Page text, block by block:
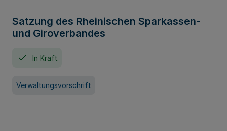
Satzung des Rheinischen Sparkassen-
und Giroverbandes
In Kraft
Verwaltungsvorschrift